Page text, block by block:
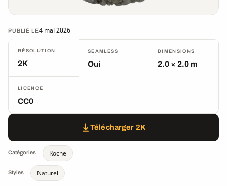
PUBLIÉ LE4 mai 2026
RÉSOLUTION
2K
SEAMLESS
Oui
DIMENSIONS
2.0 × 2.0 m
LICENCE
CC0
Télécharger 2K
Catégories Roche
Styles Naturel